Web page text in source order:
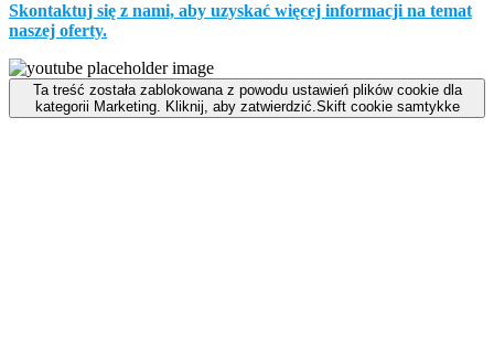
Skontaktuj się z nami, aby uzyskać więcej informacji na temat
naszej oferty.
Ta treść została zablokowana z powodu ustawień plików cookie dla
kategorii Marketing. Kliknij, aby zatwierdzić.Skift cookie samtykke